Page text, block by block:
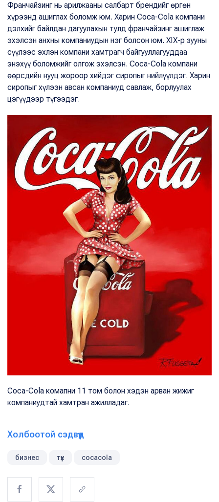
Франчайзинг нь арилжааны салбарт брендийг өргөн
хүрээнд ашиглах боломж юм. Харин Coca-Cola компани
дэлхийг байлдан дагуулахын тулд франчайзинг ашиглаж
эхэлсэн анхны компаниудын нэг болсон юм. XIX-р зууны
сүүлээс эхлэн компани хамтрагч байгууллагууддаа
энэхүү боломжийг олгож эхэлсэн. Coca-Cola компани
өөрсдийн нууц жороор хийдэг сиропыг нийлүүлдэг. Харин
сиропыг хүлээн авсан компаниуд савлаж, борлуулах
цэгүүдээр түгээдэг.
Coca-Cola комапни 11 том болон хэдэн арван жижиг
компаниудтай хамтран ажилладаг.
Холбоотой сэдвүүд
бизнес түүх cocacola